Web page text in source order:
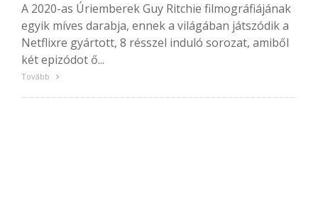
A 2020-as Úriemberek Guy Ritchie filmográfiájának
egyik míves darabja, ennek a világában játszódik a
Netflixre gyártott, 8 résszel induló sorozat, amiből
két epizódot ő...
Tovább